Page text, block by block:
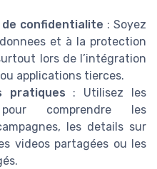
confidentialite : Soyez
et à la protection
lors de l’intégration
applications tierces.
pratiques : Utilisez les
comprendre les
les details sur
videos partagées ou les